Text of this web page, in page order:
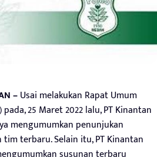
–Usai melakukan Rapat Umum
pada, 25 Maret 2022 lalu, PT Kinantan
mengumumkan penunjukan
terbaru. Selain itu, PT Kinantan